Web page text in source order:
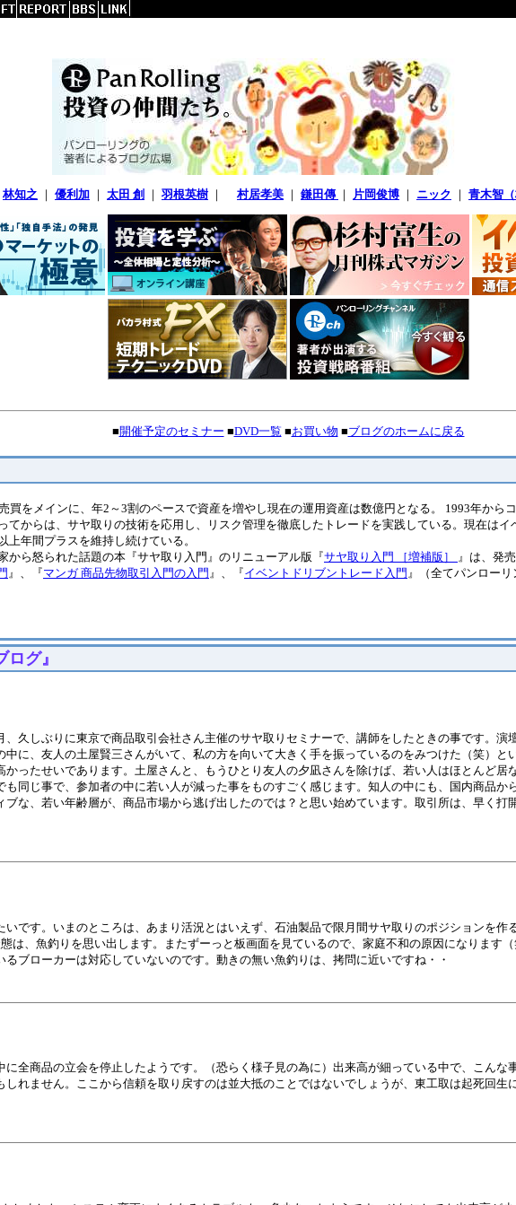
林知之 ｜ 優利加 ｜ 太田 創 ｜ 羽根英樹 ｜ 村居孝美 ｜ 鎌田傳 ｜ 片岡俊博 ｜ ニック ｜ 青木智（
■開催予定のセミナー ■DVD一覧 ■お買い物 ■ブログのホームに戻る
買をメインに、年2～3割のペースで資産を増やし現在の運用資産は数億円となる。 1993年から
てからは、サヤ取りの技術を応用し、リスク管理を徹底したトレードを実践している。現在はイ
年間プラスを維持し続けている。
から怒られた話題の本『サヤ取り入門』のリニューアル版『サヤ取り入門 ［増補版］ 』は、発
』、『マンガ 商品先物取引入門の入門 』、『イベントドリブントレード入門 』（全てパンローリ
グ』
久しぶりに東京で商品取引会社さん主催のサヤ取りセミナーで、講師をしたときの事です。演
に、友人の土屋賢三さんがいて、私の方を向いて大きく手を振っているのをみつけた（笑）と
ったせいであります。土屋さんと、もうひとり友人の夕凪さんを除けば、若い人はほとんど居
同じ事で、参加者の中に若い人が減った事をものすごく感じます。知人の中にも、国内商品か
な、若い年齢層が、商品市場から逃げ出したのでは？と思い始めています。取引所は、早く打
です。いまのところは、あまり活況とはいえず、石油製品で限月間サヤ取りのポジションを作
は、魚釣りを思い出します。またずーっと板画面を見ているので、家庭不和の原因になります
ブローカーは対応していないのです。動きの無い魚釣りは、拷問に近いですね・・
全商品の立会を停止したようです。（恐らく様子見の為に）出来高が細っている中で、こんな
れません。ここから信頼を取り戻すのは並大抵のことではないでしょうが、東工取は起死回生